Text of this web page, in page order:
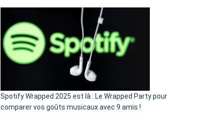
Fini
l’excuse
je
n’ai
pas
de
cash
»
Spotify Wrapped 2025 est là : Le Wrapped Party pour
comparer vos goûts musicaux avec 9 amis !